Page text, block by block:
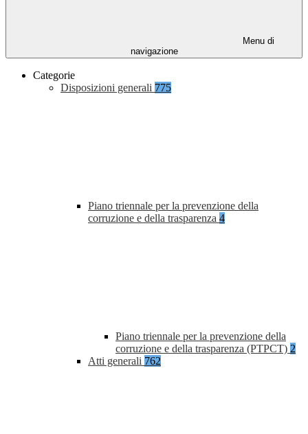
Menu di
navigazione
Categorie
Disposizioni generali 775
Piano triennale per la prevenzione della
corruzione e della trasparenza 4
Piano triennale per la prevenzione della
corruzione e della trasparenza (PTPCT) 2
Atti generali 762